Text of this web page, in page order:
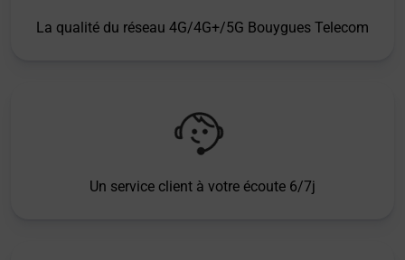
La qualité du réseau 4G/4G+/5G Bouygues Telecom
Un service client à votre écoute 6/7j